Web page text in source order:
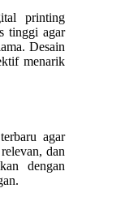
printing
tinggi agar
Desain
menarik
agar
dan
dengan